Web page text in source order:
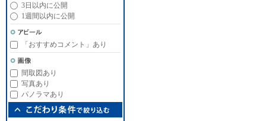
3日以内に公開
1週間以内に公開
「おすすめコメント」あり
間取図あり
写真あり
パノラマあり